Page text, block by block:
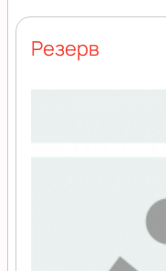
Резерв